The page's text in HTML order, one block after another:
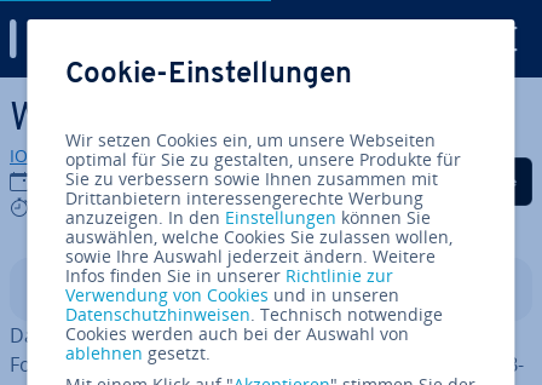
Zum Haupt­in­halt springen
Was ist exFAT?
IONOS Redaktion
29.11.2023
8 mins
Auf Facebook teilen
Auf Twitter teilen
Auf LinkedIn
In­halts­ver­zeich­nis
Das Da­tei­sys­temexFAT ist ein ver­hält­nis­mä­ßig neues
Format, das mit Blick auf Flash-Spei­cher­me­di­en wie USB-
Cookie-Einstellungen
Wir setzen Cookies ein, um unsere Webseiten
optimal für Sie zu gestalten, unsere Produkte für
Sie zu verbessern sowie Ihnen zusammen mit
Drittanbietern interessengerechte Werbung
anzuzeigen. In den Einstellungen können Sie
auswählen, welche Cookies Sie zulassen wollen,
sowie Ihre Auswahl jederzeit ändern. Weitere
Infos finden Sie in unserer Richtlinie zur
Verwendung von Cookies und in unseren
Datenschutzhinweisen. Technisch notwendige
Cookies werden auch bei der Auswahl von
ablehnen gesetzt.